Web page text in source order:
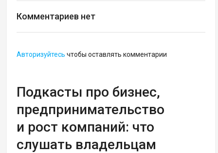
Комментариев нет
Авторизуйтесь чтобы оставлять комментарии
Подкасты про бизнес,
предпринимательство
и рост компаний: что
слушать владельцам